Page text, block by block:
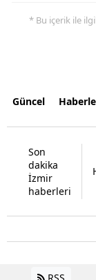
* Bu içerik ile
Güncel
Son
dakika
İzmir
haberleri
RSS